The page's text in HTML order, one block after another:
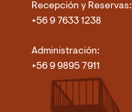
Recepción y Reservas:
+56 9 7633 1238
Administración:
+56 9 9895 7911